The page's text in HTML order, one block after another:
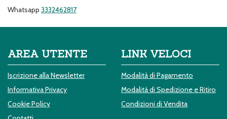
Whatsapp 3332462817
AREA UTENTE
Iscrizione alla Newsletter
Informativa Privacy
Cookie Policy
LINK VELOCI
Modalità di Pagamento
Modalità di Spedizione e Ritiro
Condizioni di Vendita